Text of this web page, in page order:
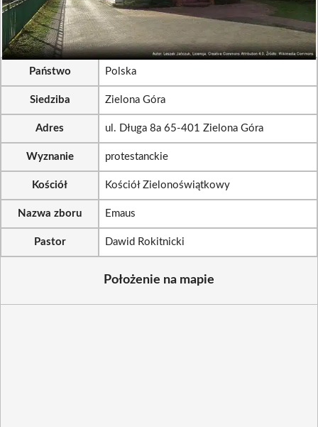
Państwo Polska
Siedziba Zielona Góra
Adres ul. Długa 8a 65-401 Zielona Góra
Wyznanie protestanckie
Kościół Kościół Zielonoświątkowy
Nazwa zboru Emaus
Pastor Dawid Rokitnicki
Położenie na mapie